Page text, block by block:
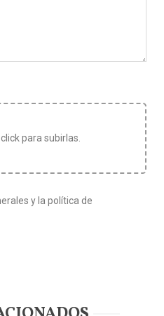
para subirlas.
y la política de